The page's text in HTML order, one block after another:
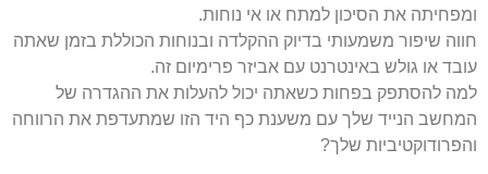
ומפחיתה את הסיכון למתח או אי נוחות.
חווה שיפור משמעותי בדיוק ההקלדה ובנוחות הכוללת בזמן שאתה
עובד או גולש באינטרנט עם אביזר פרימיום זה.
למה להסתפק בפחות כשאתה יכול להעלות את ההגדרה של
המחשב הנייד שלך עם משענת כף היד הזו שמתעדפת את הרווחה
והפרודוקטיביות שלך?